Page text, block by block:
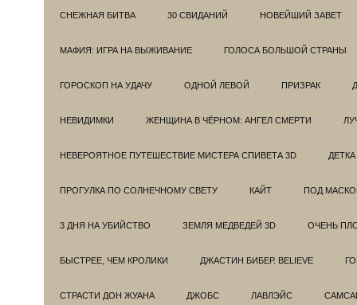
СНЕЖНАЯ БИТВА 30 СВИДАНИЙ НОВЕЙШИЙ ЗАВЕТ
МАФИЯ: ИГРА НА ВЫЖИВАНИЕ ГОЛОСА БОЛЬШОЙ СТРАНЫ
ГОРОСКОП НА УДАЧУ ОДНОЙ ЛЕВОЙ ПРИЗРАК
НЕВИДИМКИ ЖЕНЩИНА В ЧЁРНОМ: АНГЕЛ СМЕРТИ
НЕВЕРОЯТНОЕ ПУТЕШЕСТВИЕ МИСТЕРА СПИВЕТА 3D ДЕТКА
ПРОГУЛКА ПО СОЛНЕЧНОМУ СВЕТУ КАЙТ ПОД
3 ДНЯ НА УБИЙСТВО ЗЕМЛЯ МЕДВЕДЕЙ 3D ОЧЕНЬ
БЫСТРЕЕ, ЧЕМ КРОЛИКИ ДЖАСТИН БИБЕР. BELIEVE
СТРАСТИ ДОН ЖУАНА ДЖОБС ЛАВЛЭЙС